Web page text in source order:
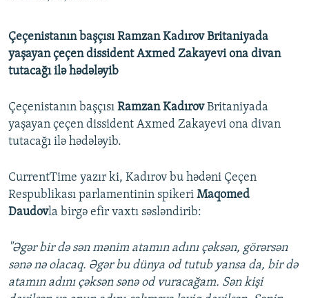
XƏBƏR BÜLLETENLƏRIMIZ
Çeçenistanın başçısı Ramzan Kadırov Britaniyada
yaşayan çeçen dissident Axmed Zakayevi ona divan
tutacağı ilə hədələyib
Çeçenistanın başçısı Ramzan KadırovBritaniyada
yaşayan çeçen dissident Axmed Zakayevi ona divan
tutacağı ilə hədələyib.
CurrentTime yazır ki, Kadırov bu hədəni Çeçen
Respublikası parlamentinin spikeri Maqomed
Daudovla birgə efir vaxtı səsləndirib:
"Əgər bir də sən mənim atamın adını çəksən, görərsən
sənə nə olacaq. Əgər bu dünya od tutub yansa da, bir də
atamın adını çəksən sənə od vuracağam. Sən kişi